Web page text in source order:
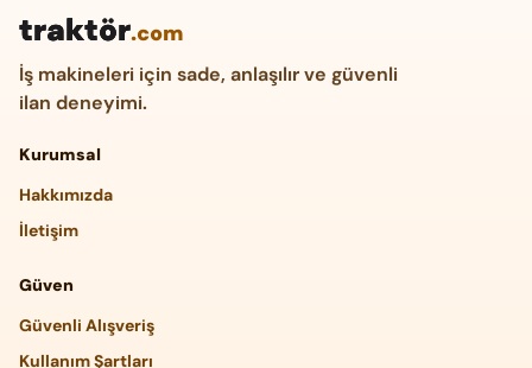
traktör.com
İş makineleri için sade, anlaşılır ve güvenli
ilan deneyimi.
Kurumsal
Hakkımızda
İletişim
Güven
Güvenli Alışveriş
Kullanım Şartları